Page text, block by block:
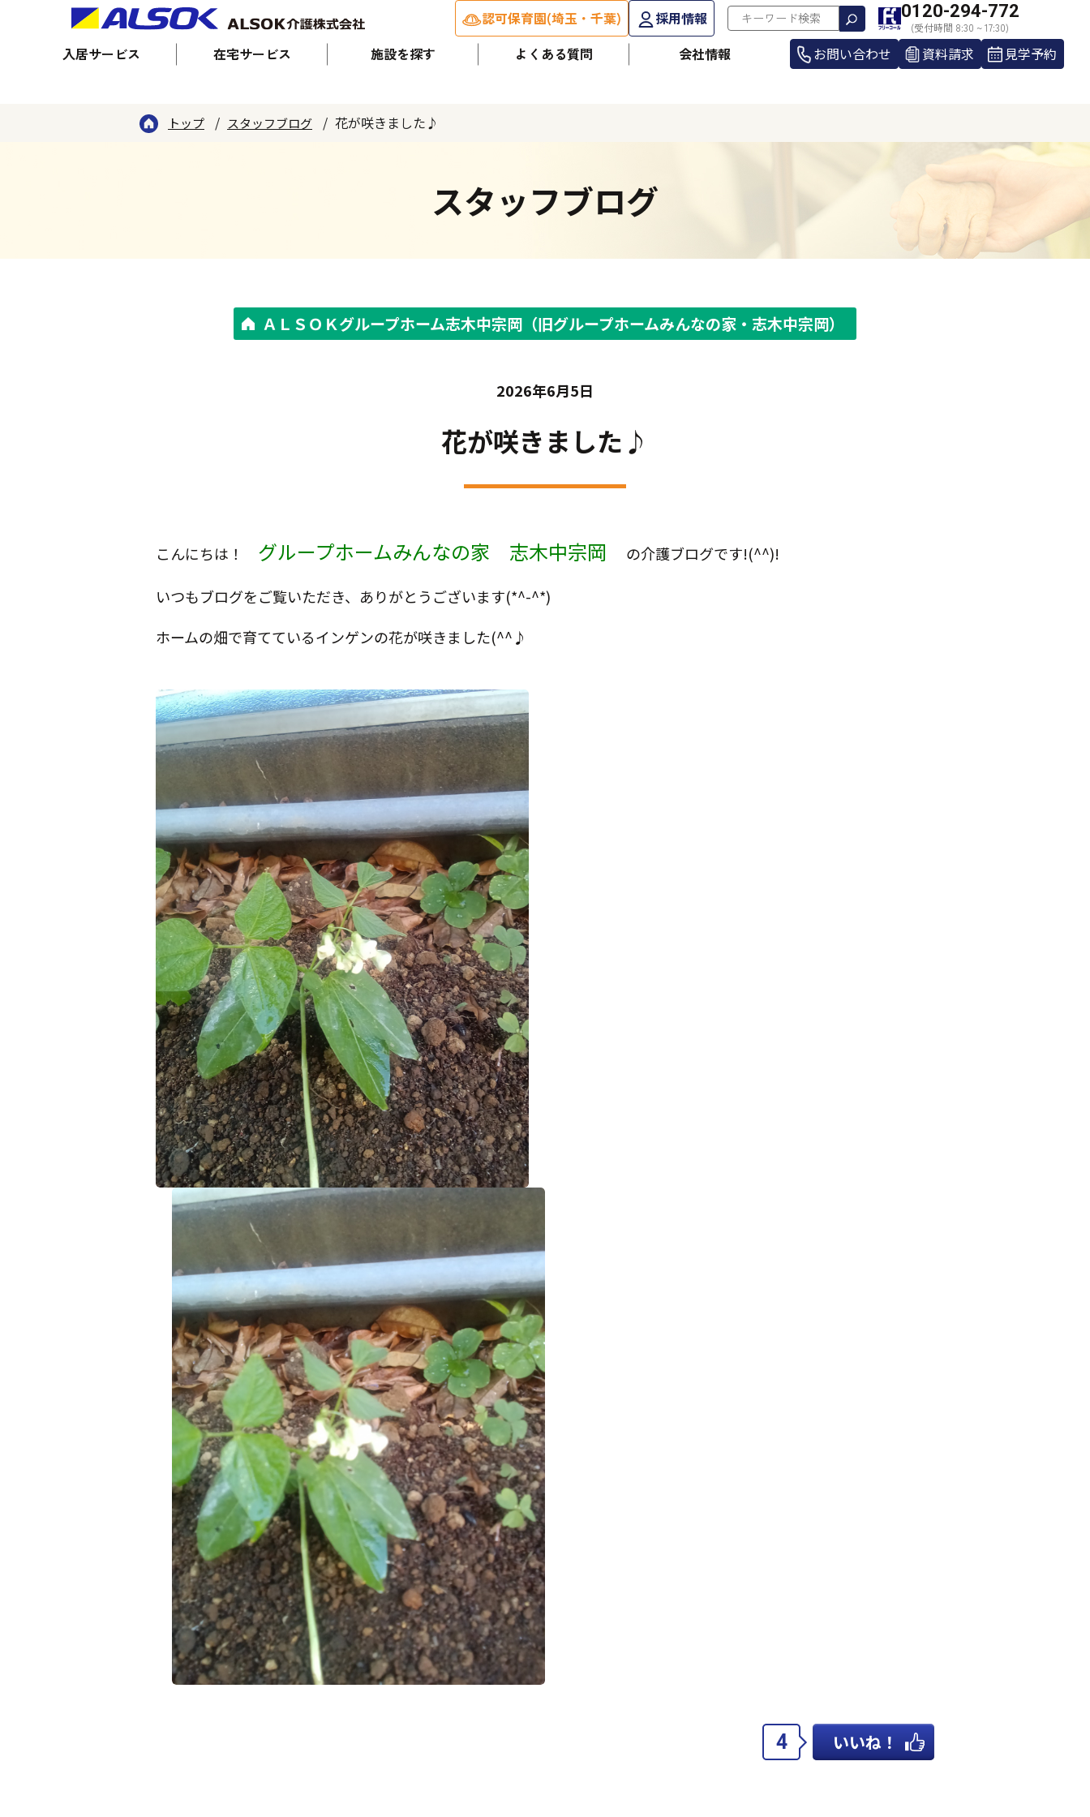
認可保育園(埼玉・千葉) 採用情報 0120-294-772
(受付時間 8:30 ~ 17:30)
入居サービス 在宅サービス 施設を探す よくある質問 会社情報 お問い合わせ 資料請求 見学予約
トップ スタッフブログ 花が咲きました♪
スタッフブログ
ＡＬＳＯＫグループホーム志木中宗岡（旧グループホームみんなの家・志木中宗岡）
2026年6月5日
花が咲きました♪
こんにちは！ グループホームみんなの家 志木中宗岡 の介護ブログです!(^^)!
いつもブログをご覧いただき、ありがとうございます(*^-^*)
ホームの畑で育てているインゲンの花が咲きました(^^♪
4 いいね！